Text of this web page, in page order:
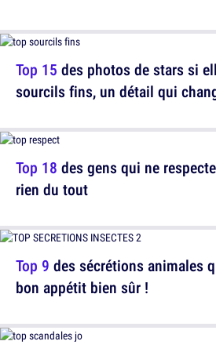
Top 18 des gens qui ne
rien du tout
Top 15 des photos de stars si
sourcils fins, un détail qui
Top 9 des sécrétions animales
bon appétit bien sûr !